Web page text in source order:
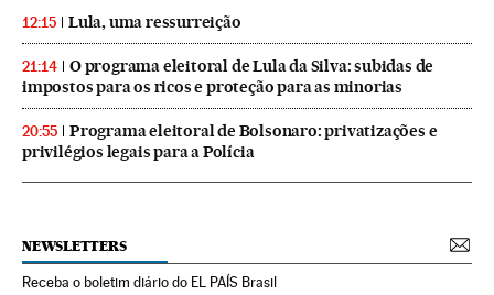
12:15 Lula, uma ressurreição
21:14
O programa eleitoral de Lula da Silva: subidas de
impostos para os ricos e proteção para as minorias
20:55
Programa eleitoral de Bolsonaro: privatizações e
privilégios legais para a Polícia
NEWSLETTERS
Receba o boletim diário do EL PAÍS Brasil